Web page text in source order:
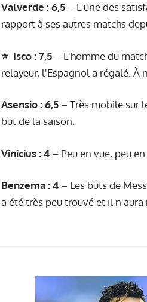
Valverde : 6,5 – L'une des
rapport à ses autres matchs
⭐ Isco : 7,5 – L'homme du
relayeur, l'Espagnol a régalé. À
Asensio : 6,5 – Très mobile sur
but de la saison.
Vinicius : 4 – Peu en vue, peu
Benzema : 4 – Les buts de
a été très peu trouvé et il n'aura